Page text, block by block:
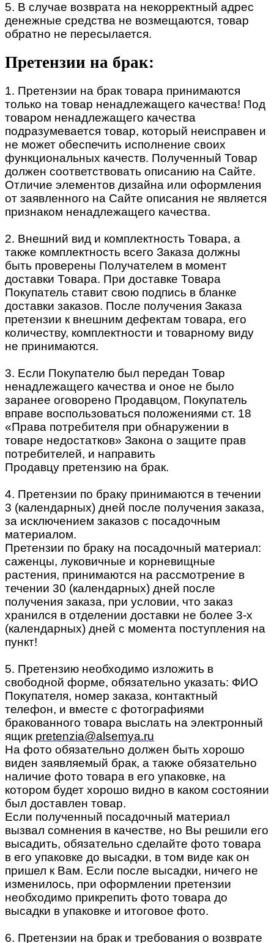
5. В случае возврата на некорректный адрес
денежные средства не возмещаются, товар
обратно не пересылается.
Претензии на брак:
1. Претензии на брак товара принимаются
только на товар ненадлежащего качества! Под
товаром ненадлежащего качества
подразумевается товар, который неисправен и
не может обеспечить исполнение своих
функциональных качеств. Полученный Товар
должен соответствовать описанию на Сайте.
Отличие элементов дизайна или оформления
от заявленного на Сайте описания не является
признаком ненадлежащего качества.
2. Внешний вид и комплектность Товара, а
также комплектность всего Заказа должны
быть проверены Получателем в момент
доставки Товара. При доставке Товара
Покупатель ставит свою подпись в бланке
доставки заказов. После получения Заказа
претензии к внешним дефектам товара, его
количеству, комплектности и товарному виду
не принимаются.
3. Если Покупателю был передан Товар
ненадлежащего качества и оное не было
заранее оговорено Продавцом, Покупатель
вправе воспользоваться положениями ст. 18
«Права потребителя при обнаружении в
товаре недостатков» Закона о защите прав
потребителей, и направить
Продавцу претензию на брак.
4. Претензии по браку принимаются в течении
3 (календарных) дней после получения заказа,
за исключением заказов с посадочным
материалом.
Претензии по браку на посадочный материал:
саженцы, луковичные и корневищные
растения, принимаются на рассмотрение в
течении 30 (календарных) дней после
получения заказа, при условии, что заказ
хранился в отделении доставки не более 3-х
(календарных) дней с момента поступления на
пункт!
5. Претензию необходимо изложить в
свободной форме, обязательно указать: ФИО
Покупателя, номер заказа, контактный
телефон, и вместе с фотографиями
бракованного товара выслать на электронный
ящик pretenzia@alsemya.ru
На фото обязательно должен быть хорошо
виден заявляемый брак, а также обязательно
наличие фото товара в его упаковке, на
котором будет хорошо видно в каком состоянии
был доставлен товар.
Если полученный посадочный материал
вызвал сомнения в качестве, но Вы решили его
высадить, обязательно сделайте фото товара
в его упаковке до высадки, в том виде как он
пришел к Вам. Если после высадки, ничего не
изменилось, при оформлении претензии
необходимо прикрепить фото товара до
высадки в упаковке и итоговое фото.
6. Претензии на брак и требования о возврате